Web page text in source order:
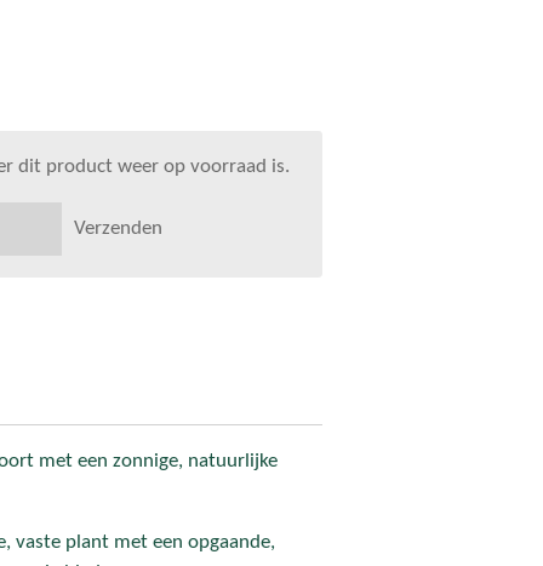
dit product weer op voorraad is.
Verzenden
met een zonnige, natuurlijke
vaste plant met een opgaande,